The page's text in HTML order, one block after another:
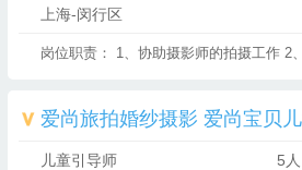
上海-闵行区
爱尚旅拍婚纱摄影 爱尚宝贝
儿童引导师 5人